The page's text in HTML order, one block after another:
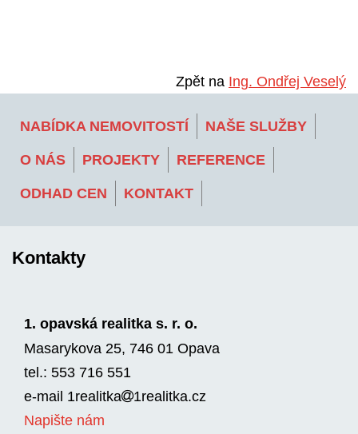
Zpět na Ing. Ondřej Veselý
NABÍDKA NEMOVITOSTÍ NAŠE SLUŽBY
O NÁS PROJEKTY REFERENCE
ODHAD CEN KONTAKT
Kontakty
1. opavská realitka s. r. o.
Masarykova 25, 746 01 Opava
tel.: 553 716 551
e-mail 1realitka
1rea­litka.cz
Napište nám